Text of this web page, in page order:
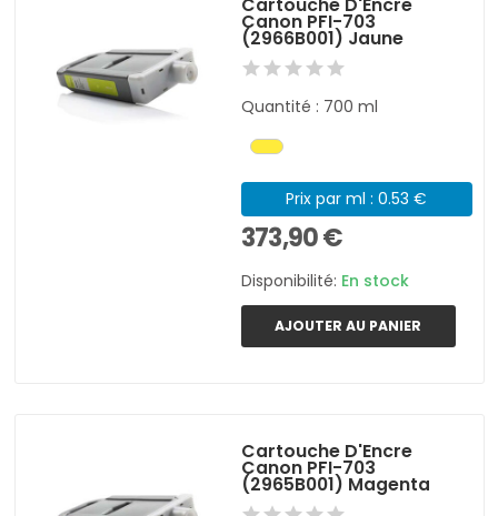
Canon PFI-703
(2966B001) Jaune
Quantité : 700 ml
Prix par ml : 0.53 €
373,90 €
Disponibilité: En stock
AJOUTER AU PANIER
Cartouche D'Encre
Canon PFI-703
(2965B001) Magenta